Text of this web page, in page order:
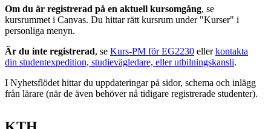
Om du är registrerad på en aktuell kursomgång, se
kursrummet i Canvas. Du hittar rätt kursrum under "Kurser" i
personliga menyn.
Är du inte registrerad, se Kurs-PM för EG2230 ellerkontakta
din studentexpedition, studievägledare, eller utbilningskansli.
I Nyhetsflödet hittar du uppdateringar på sidor, schema och inlägg
från lärare (när de även behöver nå tidigare registrerade studenter).